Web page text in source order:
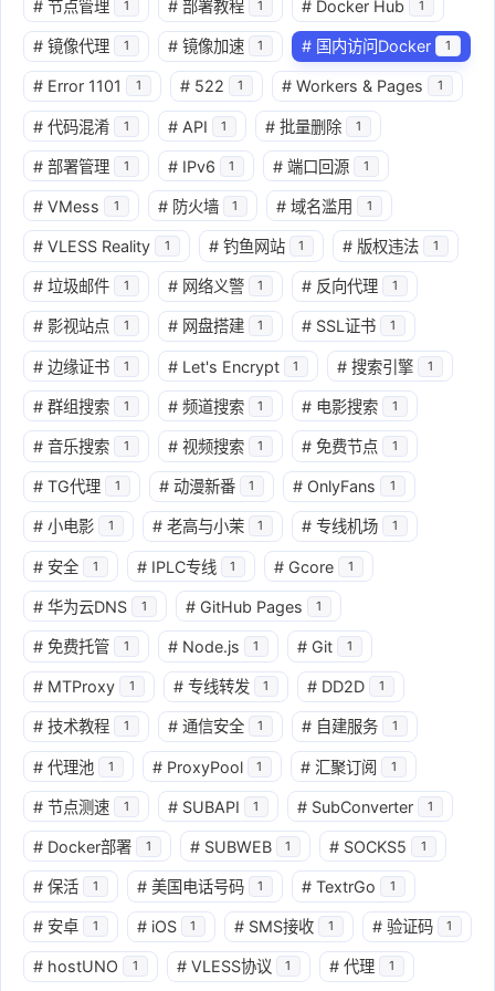
# 节点管理 1 # 部署教程 1 # Docker Hub 1
# 镜像代理 1 # 镜像加速 1 # 国内访问Docker 1
# Error 1101 1 # 522 1 # Workers & Pages 1
# 代码混淆 1 # API 1 # 批量删除 1
# 部署管理 1 # IPv6 1 # 端口回源 1
# VMess 1 # 防火墙 1 # 域名滥用 1
# VLESS Reality 1 # 钓鱼网站 1 # 版权违法 1
# 垃圾邮件 1 # 网络义警 1 # 反向代理 1
# 影视站点 1 # 网盘搭建 1 # SSL证书 1
# 边缘证书 1 # Let's Encrypt 1 # 搜索引擎 1
# 群组搜索 1 # 频道搜索 1 # 电影搜索 1
# 音乐搜索 1 # 视频搜索 1 # 免费节点 1
# TG代理 1 # 动漫新番 1 # OnlyFans 1
# 小电影 1 # 老高与小茉 1 # 专线机场 1
# 安全 1 # IPLC专线 1 # Gcore 1
# 华为云DNS 1 # GitHub Pages 1
# 免费托管 1 # Node.js 1 # Git 1
# MTProxy 1 # 专线转发 1 # DD2D 1
# 技术教程 1 # 通信安全 1 # 自建服务 1
# 代理池 1 # ProxyPool 1 # 汇聚订阅 1
# 节点测速 1 # SUBAPI 1 # SubConverter 1
# Docker部署 1 # SUBWEB 1 # SOCKS5 1
# 保活 1 # 美国电话号码 1 # TextrGo 1
# 安卓 1 # iOS 1 # SMS接收 1 # 验证码 1
# hostUNO 1 # VLESS协议 1 # 代理 1